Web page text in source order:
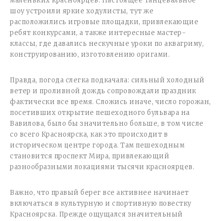
шоу устроили яркие ходулисты, тут же
расположились игровые площадки, привлекающие
ребят конкурсами, а также интересные мастер-
классы, где давались нескучные уроки по аквагриму,
конструированию, изготовлению оригами.
Правда, погода слегка подкачала: сильный холодный
ветер и проливной дождь сопровождали праздник
фактически все время. Сложись иначе, число горожан,
посетивших открытие пешеходного бульвара на
Вавилова, было бы значительно больше, в том числе
со всего Красноярска, как это происходит в
историческом центре города. Там пешеходным
становится проспект Мира, привлекающий
разнообразными локациями тысячи красноярцев.
Важно, что правый берег все активнее начинает
включаться в культурную и спортивную повестку
Красноярска. Прежде ощущался значительный